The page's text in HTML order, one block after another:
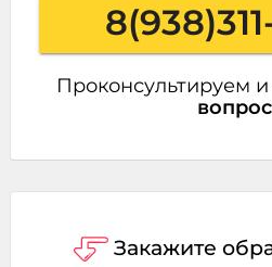
Проконсультируем
Закажите